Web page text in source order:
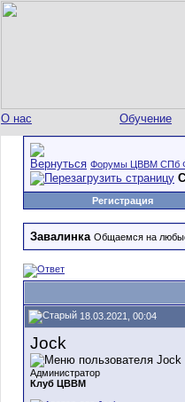
О нас Обучение
Форумы ЦВВМ СПб
Регистрация
Завалинка Общаемся на
18.03.2021, 00:04
Jock
Администратор
Клуб ЦВВМ